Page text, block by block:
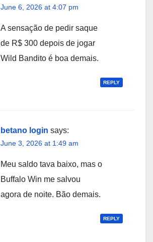
June 6, 2026 at 4:07 pm
A sensação de pedir saque
de R$ 300 depois de jogar
Wild Bandito é boa demais.
REPLY
betano login says:
June 3, 2026 at 1:49 am
Meu saldo tava baixo, mas o
Buffalo Win me salvou
agora de noite. Bão demais.
REPLY